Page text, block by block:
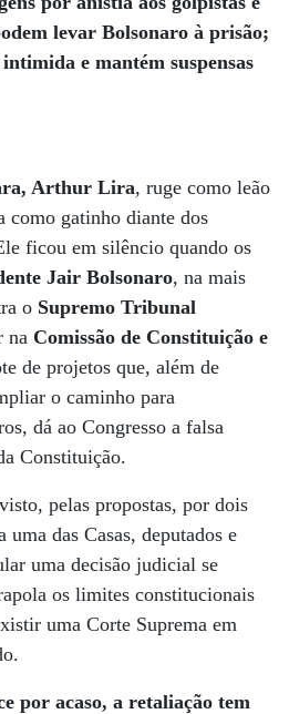
levar Bolsonaro à prisão;
e mantém suspensas
Arthur Lira, ruge como leão
como gatinho diante dos
ficou em silêncio quando os
Jair Bolsonaro, na mais
o Supremo Tribunal
na Comissão de Constituição e
de projetos que, além de
o caminho para
dá ao Congresso a falsa
Constituição.
pelas propostas, por dois
uma das Casas, deputados e
uma decisão judicial se
os limites constitucionais
uma Corte Suprema em
por acaso, a retaliação tem